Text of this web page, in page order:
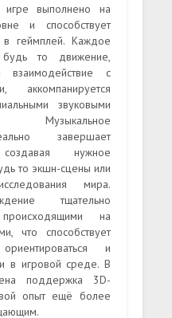
игре выполнено на
и способствует
геймплей. Каждое
то движение,
с
аккомпанируется
звуковыми
Музыкальное
завершает
нужное
то экшн-сцены или
мира.
тщательно
на
что способствует
и
в игровой среде. В
поддержка 3D-
опыт ещё более